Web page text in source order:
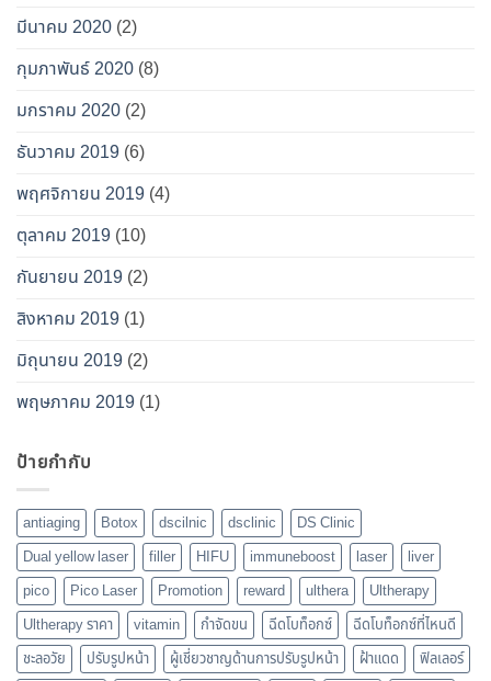
มีนาคม 2020 (2)
กุมภาพันธ์ 2020 (8)
มกราคม 2020 (2)
ธันวาคม 2019 (6)
พฤศจิกายน 2019 (4)
ตุลาคม 2019 (10)
กันยายน 2019 (2)
สิงหาคม 2019 (1)
มิถุนายน 2019 (2)
พฤษภาคม 2019 (1)
ป้ายกำกับ
antiaging Botox dscilnic dsclinic
DS Clinic
Dual yellow laser
filler HIFU immuneboost laser
liver
pico
Pico Laser Promotion reward ulthera
Ultherapy
Ultherapy ราคา
vitamin กำจัดขน ฉีดโบท็อกซ์
ฉีดโบท็อกซ์ที่ไหนดี
ชะลอวัย
ปรับรูปหน้า ผู้เชี่ยวชาญด้านการปรับรูปหน้า ฝ้าแดด
ฟิลเลอร์